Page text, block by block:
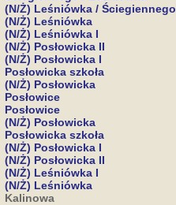
(N/Ż) Leśniówka / Ściegiennego
(N/Ż) Leśniówka
(N/Ż) Leśniówka I
(N/Ż) Posłowicka II
(N/Ż) Posłowicka I
Posłowicka szkoła
(N/Ż) Posłowicka
Posłowice
Posłowice
(N/Ż) Posłowicka
Posłowicka szkoła
(N/Ż) Posłowicka I
(N/Ż) Posłowicka II
(N/Ż) Leśniówka I
(N/Ż) Leśniówka
Kalinowa